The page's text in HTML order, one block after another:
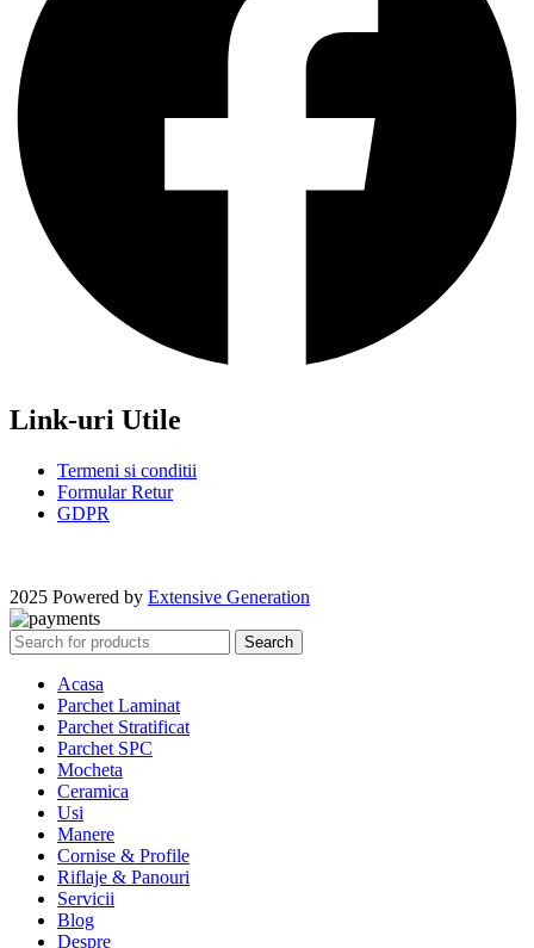
Link-uri Utile
Termeni si conditii
Formular Retur
GDPR
2025 Powered by Extensive Generation
Search
Acasa
Parchet Laminat
Parchet Stratificat
Parchet SPC
Mocheta
Ceramica
Usi
Manere
Cornise & Profile
Riflaje & Panouri
Servicii
Blog
Despre